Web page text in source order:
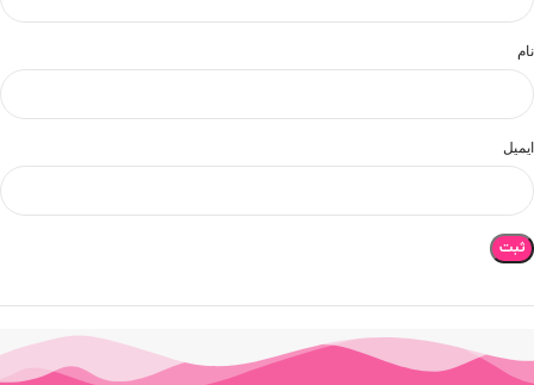
نام
ایمیل